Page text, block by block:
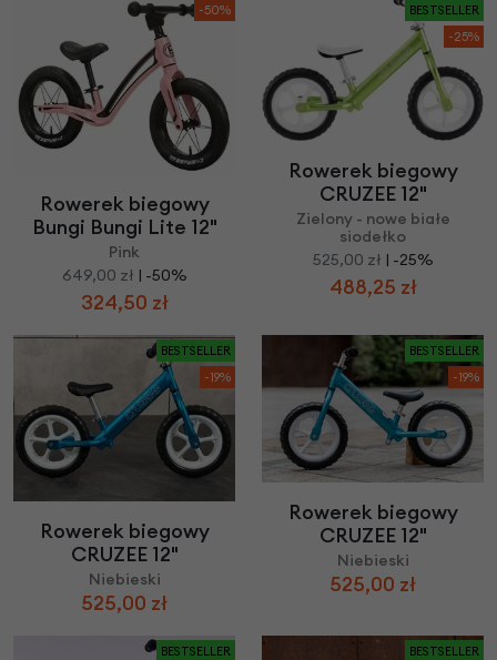
-50%
Rowerek biegowy
Bungi Bungi Lite 12"
Pink
649,00 zł | -50%
324,50 zł
BESTSELLER
-25%
Rowerek biegowy
CRUZEE 12"
Zielony - nowe białe
siodełko
525,00 zł | -25%
488,25 zł
BESTSELLER
-19%
Rowerek biegowy
CRUZEE 12"
Niebieski
525,00 zł
BESTSELLER
-19%
Rowerek biegowy
CRUZEE 12"
Niebieski
525,00 zł
BESTSELLER
BESTSELLER